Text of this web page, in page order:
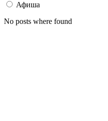
Афиша
No posts where found